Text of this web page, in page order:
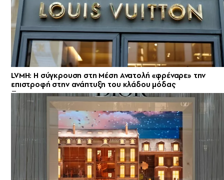
LVMH: Η σύγκρουση στη Μέση Ανατολή «φρέναρε» την
επιστροφή στην ανάπτυξη του κλάδου μόδας